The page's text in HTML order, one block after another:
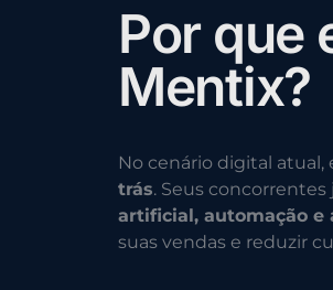
Por que
Mentix?
No cenário digital atual,
trás. Seus
artificial, automação
suas vendas e reduzir